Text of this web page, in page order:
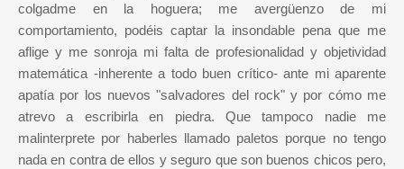
colgadme en la hoguera; me avergüenzo de mi
comportamiento, podéis captar la insondable pena que me
aflige y me sonroja mi falta de profesionalidad y objetividad
matemática -inherente a todo buen crítico- ante mi aparente
apatía por los nuevos "salvadores del rock" y por cómo me
atrevo a escribirla en piedra. Que tampoco nadie me
malinterprete por haberles llamado paletos porque no tengo
nada en contra de ellos y seguro que son buenos chicos pero,